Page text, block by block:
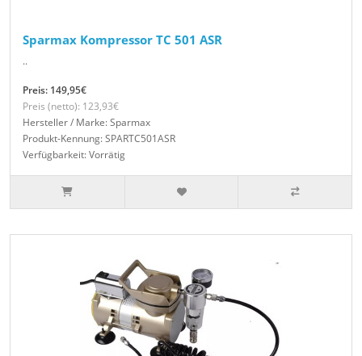
Sparmax Kompressor TC 501 ASR
..
Preis: 149,95€
Preis (netto): 123,93€
Hersteller / Marke: Sparmax
Produkt-Kennung: SPARTC501ASR
Verfügbarkeit: Vorrätig